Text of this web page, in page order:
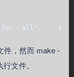
`all'.    $
件，然而 make -
文件。